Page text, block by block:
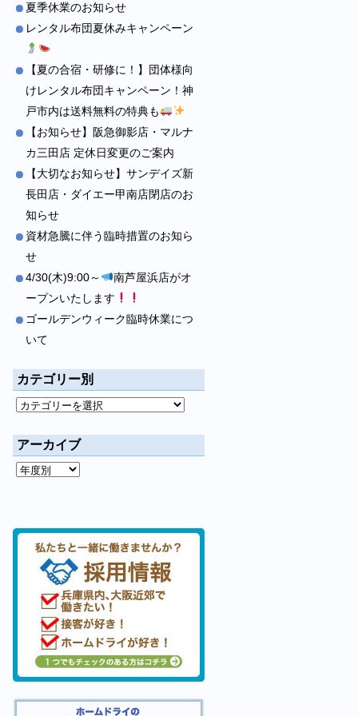
夏季休業のお知らせ
レンタル布団夏休みキャンペーン
【夏の合宿・研修に！】団体様向
けレンタル布団キャンペーン！神
戸市内は送料無料の特典も
【お知らせ】阪急御影店・マルナ
カ三田店 定休日変更のご案内
【大切なお知らせ】サンデイズ新
長田店・ダイエー甲南店閉店のお
知らせ
資材急騰に伴う臨時措置のお知ら
せ
4/30(木)9:00～
南芦屋浜店がオ
ープンいたします
ゴールデンウィーク臨時休業につ
いて
カテゴリー別
アーカイブ